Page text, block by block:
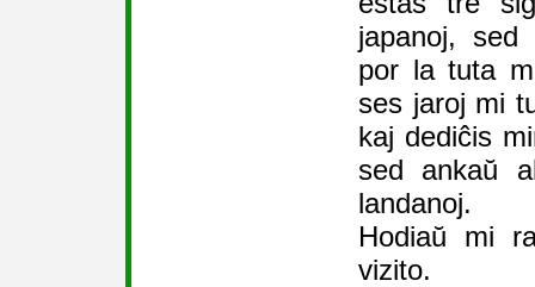
japanoj,
por la tuta
ses jaroj mi
kaj dediĉis
sed ankaŭ
landanoj.
Hodiaŭ mi
vizito.